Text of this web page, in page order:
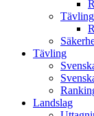
Tävling
Landslag